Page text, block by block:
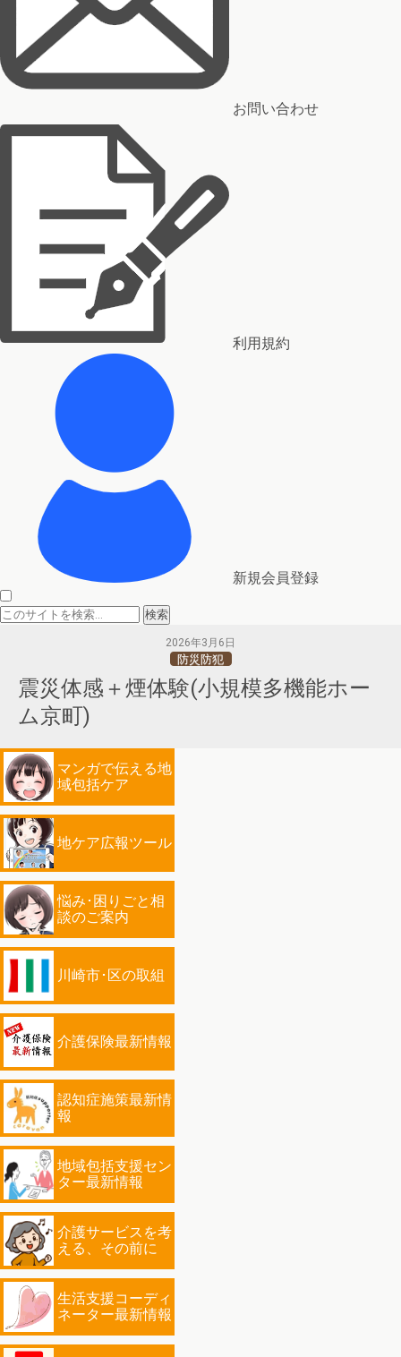
お問い合わせ
利用規約
新規会員登録
2026年3月6日
防災防犯
震災体感＋煙体験(小規模多機能ホー
ム京町)
マンガで伝える地
域包括ケア
地ケア広報ツール
悩み･困りごと相
談のご案内
川崎市･区の取組
介護保険最新情報
認知症施策最新情
報
地域包括支援セン
ター最新情報
介護サービスを考
える、その前に
生活支援コーディ
ネーター最新情報